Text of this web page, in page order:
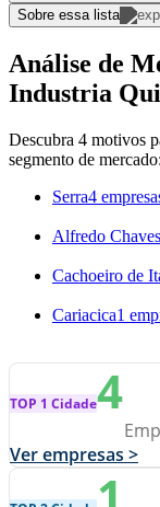
Sobre essa lista
Análise de
Industria
Descubra 4 motivos
segmento de mercado:
Serra4
Alfredo Chaves
Cachoeiro de
Cariacica1
TOP 1 Cidade4
Ver empresas >